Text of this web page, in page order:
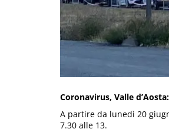
Coronavirus, Valle
A partire da lunedì 20
7.30 alle 13.